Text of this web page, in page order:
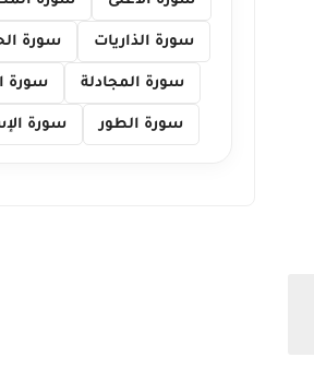
سورة الذاريات سورة
سورة المجادلة سورة
سورة الطور سورة